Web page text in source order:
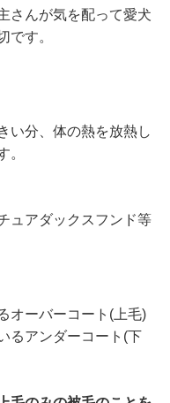
さんが気を配って愛犬
です。
い分、体の熱を放熱し
。
ュアダックスフンド等
オーバーコート(上毛)
るアンダーコート(下